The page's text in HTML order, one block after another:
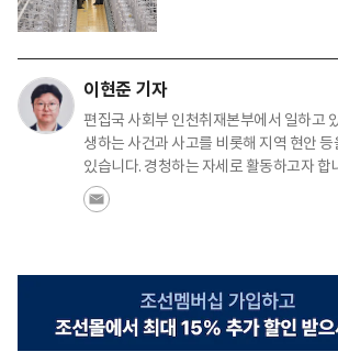
이현준 기자
편집국 사회부 인천취재본부에서 일하고
생하는 사건과 사고를 비롯해 지역 현안
있습니다. 경청하는 자세로 활동하고자 합